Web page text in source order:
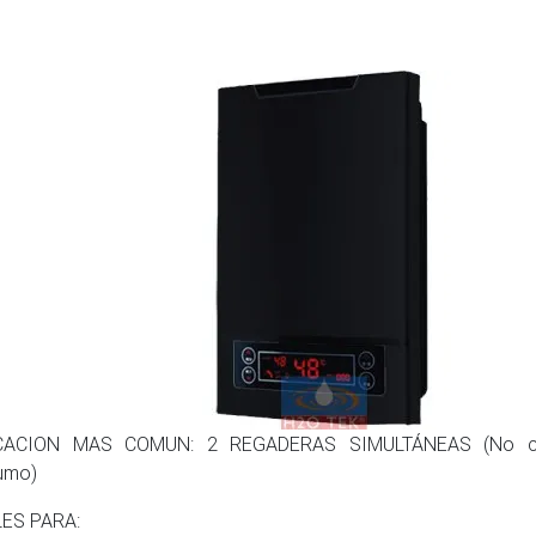
MAS COMUN: 2 REGADERAS SIMULTÁNEAS
PARA: